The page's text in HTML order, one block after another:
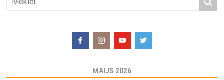
w
MAIJS 2026